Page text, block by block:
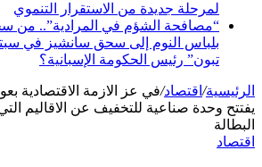
لمرحلة جديدة من الاستقرار التنموي
“مصافحة الشؤم في المرادية”.. من
بلباس النوم إلى سحق سانشيز في
تبون” رئيس الحكومة الإسبانية؟
الرئيسية/ اقتصاد/في عز الازمة الاقتصادية
يفتتح وحدة صناعية للتخفيف عن الاقاليم
البطالة
اقتصاد